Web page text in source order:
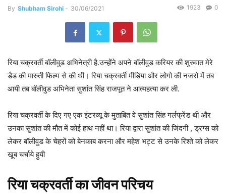
By Shubham Sirohi - 30/06/2021 0
1923
रिया चक्रवर्ती बॉलीवुड अभिनेत्री है.उन्होंने अपने बॉलीवुड करियर की शुरुवात मेरे
डैड की मारुती फिल्म से की थी। रिया चक्रवर्ती मीडिया और लोगो की नजरो में तब
आयी तब बॉलीवुड अभिनेता सुशांत सिंह राजपूत ने आत्महत्या कर ली.
रिया चक्रवर्ती के दिए गए एक इंटरव्यू के मुताबित वे सुशांत सिंह गर्लफ्रेंड थी और
उनका सुशांत की मौत में कोई हाथ नहीं था। रिया द्वारा सुशांत की जिंदगी , ड्रग्स को
लेकर बॉलीवुड के चेहरों को बेनकाब करना और महेश भट्ट से उनके रिश्ते को लेकर
खूब चर्चाये हुयी
रिया चक्रवर्ती का जीवन परिचय